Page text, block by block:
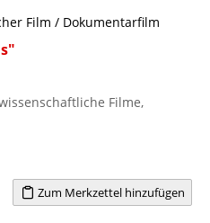
Film / Dokumentarfilm
Filme,
Zum Merkzettel hinzufügen